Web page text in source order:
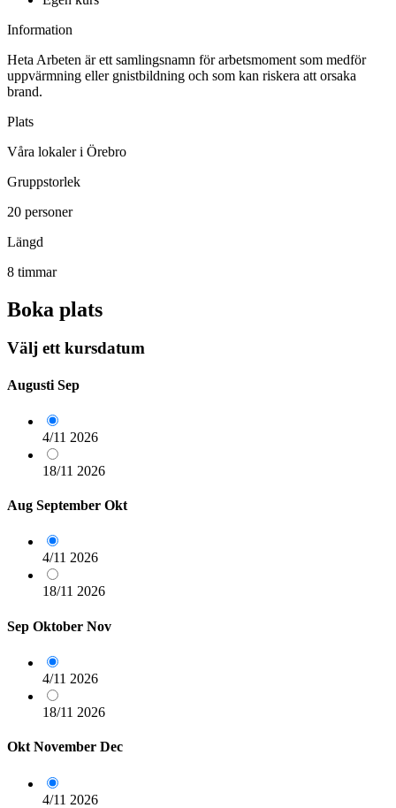
Information
Heta Arbeten är ett samlingsnamn för arbetsmoment som medför
uppvärmning eller gnistbildning och som kan riskera att orsaka
brand.
Plats
Våra lokaler i Örebro
Gruppstorlek
20 personer
Längd
8 timmar
Boka plats
Välj ett kursdatum
Augusti Sep
4/11 2026
18/11 2026
Aug September Okt
4/11 2026
18/11 2026
Sep Oktober Nov
4/11 2026
18/11 2026
Okt November Dec
4/11 2026